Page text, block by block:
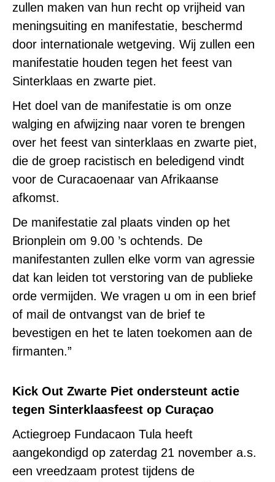
zullen maken van hun recht op vrijheid van
meningsuiting en manifestatie, beschermd
door internationale wetgeving. Wij zullen een
manifestatie houden tegen het feest van
Sinterklaas en zwarte piet.
Het doel van de manifestatie is om onze
walging en afwijzing naar voren te brengen
over het feest van sinterklaas en zwarte piet,
die de groep racistisch en beledigend vindt
voor de Curacaoenaar van Afrikaanse
afkomst.
De manifestatie zal plaats vinden op het
Brionplein om 9.00 ’s ochtends. De
manifestanten zullen elke vorm van agressie
dat kan leiden tot verstoring van de publieke
orde vermijden. We vragen u om in een brief
of mail de ontvangst van de brief te
bevestigen en het te laten toekomen aan de
firmanten.”
Kick Out Zwarte Piet ondersteunt actie
tegen Sinterklaasfeest op Curaçao
Actiegroep Fundacaon Tula heeft
aangekondigd op zaterdag 21 november a.s.
een vreedzaam protest tijdens de